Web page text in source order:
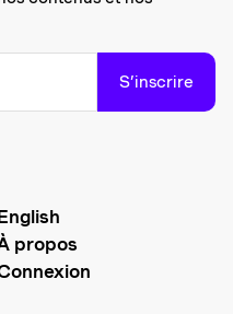
S’inscrire
propos